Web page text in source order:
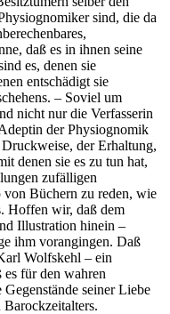
sind, die da
daß es in ihnen seine
es, denen sie
entschädigt sie
– Soviel um
nicht nur die Verfasserin
der Physiognomik
der Erhaltung,
denen sie es zu tun hat,
zufälligen
Büchern zu reden, wie
Hoffen wir, daß dem
Illustration hinein –
ihm vorangingen. Daß
Wolfskehl – ein
es für den wahren
seiner Liebe
Barockzeitalters.